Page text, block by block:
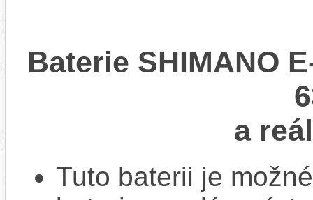
Baterie SHIMANO
a
Tuto baterii je